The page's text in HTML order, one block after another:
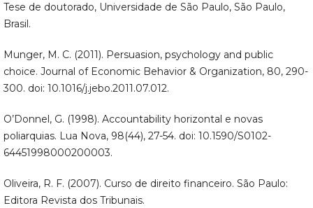
Tese de doutorado, Universidade de São Paulo, São Paulo,
Brasil.
Munger, M. C. (2011). Persuasion, psychology and public
choice. Journal of Economic Behavior & Organization, 80, 290-
300. doi: 10.1016/j.jebo.2011.07.012.
O’Donnel, G. (1998). Accountability horizontal e novas
poliarquias. Lua Nova, 98(44), 27-54. doi: 10.1590/S0102-
64451998000200003.
Oliveira, R. F. (2007). Curso de direito financeiro. São Paulo:
Editora Revista dos Tribunais.